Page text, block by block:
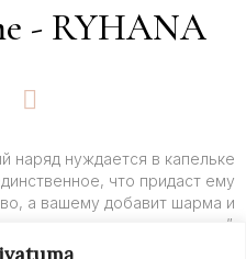
- RYHANA
I
n
t
a
g
r
наряд нуждается в капельке
что придаст ему
а вашему добавит шарма и
очарования”.